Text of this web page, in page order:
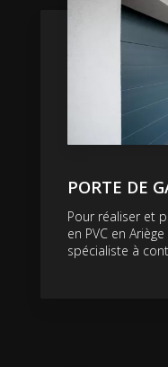
PORTE DE
Pour réaliser et
en PVC en
spécialiste à